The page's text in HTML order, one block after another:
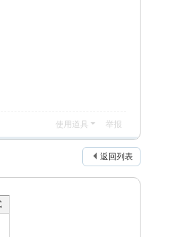
使用道具 举报
返回列表